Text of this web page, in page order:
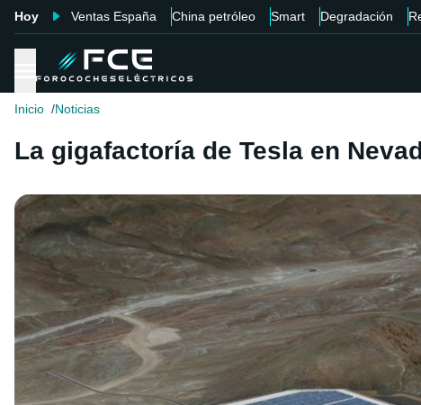
Hoy Ventas España China petróleo Smart Degradación
Inicio Noticias
La gigafactoría de Tesla en